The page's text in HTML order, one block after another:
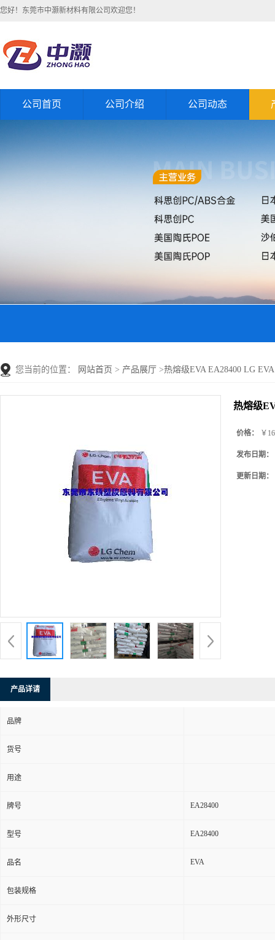
您好！东莞市中灏新材料有限公司欢迎您！
公司首页 公司介绍 公司动态
您当前的位置： 网站首页 > 产品展厅 >热熔级EVA EA28400 LG
热熔级
价格： ￥
发布日期：
更新日期：
产品详请
品牌
货号
用途
牌号 EA28400
型号 EA28400
品名 EVA
包装规格
外形尺寸